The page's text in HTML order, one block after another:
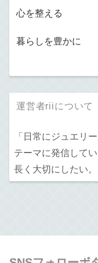
心を整える
暮らしを豊かに
運営者riiについて
「日常にジュエリ
テーマに発信して
長く大切にしたい。